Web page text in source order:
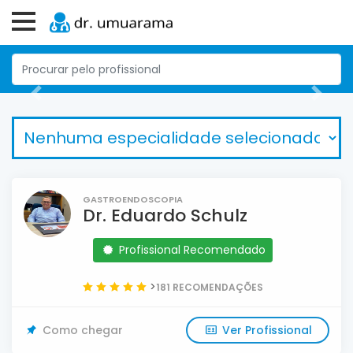
GASTROENDOSCOPIA
Dr. Eduardo Schulz
Profissional Recomendado
>181 RECOMENDAÇÕES
Como chegar Ver Profissional